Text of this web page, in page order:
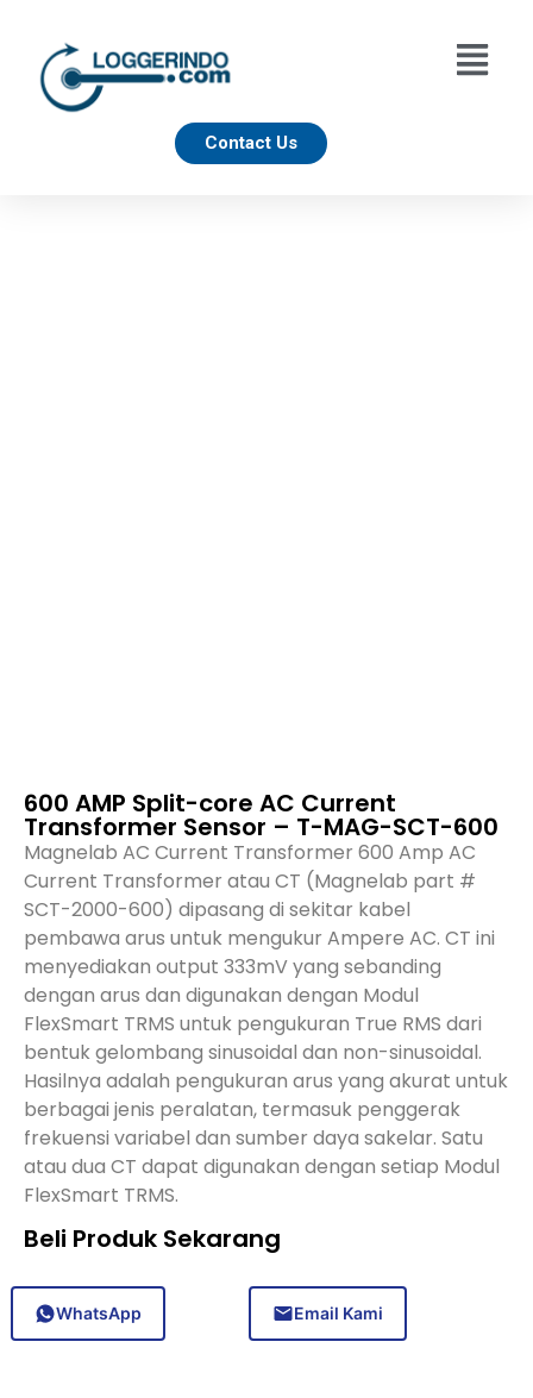
Contact Us
600 AMP Split-core AC Current
Transformer Sensor – T-MAG-SCT-600
Magnelab AC Current Transformer 600 Amp AC
Current Transformer atau CT (Magnelab part #
SCT-2000-600) dipasang di sekitar kabel
pembawa arus untuk mengukur Ampere AC. CT ini
menyediakan output 333mV yang sebanding
dengan arus dan digunakan dengan Modul
FlexSmart TRMS untuk pengukuran True RMS dari
bentuk gelombang sinusoidal dan non-sinusoidal.
Hasilnya adalah pengukuran arus yang akurat untuk
berbagai jenis peralatan, termasuk penggerak
frekuensi variabel dan sumber daya sakelar. Satu
atau dua CT dapat digunakan dengan setiap Modul
FlexSmart TRMS.
Beli Produk Sekarang
WhatsApp Email Kami